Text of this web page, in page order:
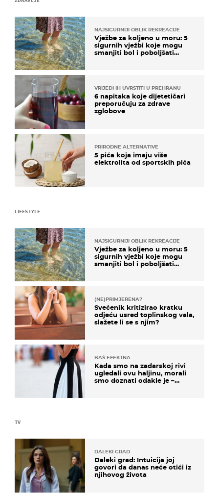
NAJSIGURNIJI OBLIK REKREACIJE
Vježbe za koljeno u moru: 5
sigurnih vježbi koje mogu
smanjiti bol i poboljšati
VRIJEDI IH UVRSTITI U PREHRANU
6 napitaka koje dijetetičari
preporučuju za zdrave
zglobove
PRIRODNE ALTERNATIVE
5 pića koja imaju više
elektrolita od sportskih pića
TV
DALEKI GRAD
Daleki grad: Intuicija joj
govori da danas neće otići iz
njihovog života
LIFESTYLE
NAJSIGURNIJI OBLIK REKREACIJE
Vježbe za koljeno u moru: 5
sigurnih vježbi koje mogu
smanjiti bol i poboljšati
(NE)PRIMJERENA?
Svećenik kritizirao kratku
odjeću usred toplinskog vala,
slažete li se s njim?
BAŠ EFEKTNA
Kada smo na zadarskoj rivi
ugledali ovu haljinu, morali
smo doznati odakle je –